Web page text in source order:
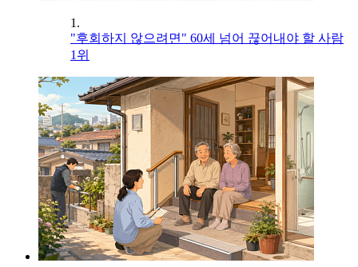
1.
"후회하지 않으려면" 60세 넘어 끊어내야 할 사람
1위